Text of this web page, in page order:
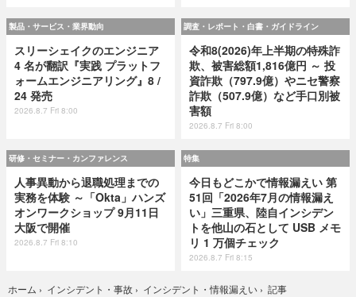
製品・サービス・業界動向
スリーシェイクのエンジニア
4 名が翻訳『実践 プラットフ
ォームエンジニアリング』8 /
24 発売
2026.8.7 Fri 8:00
調査・レポート・白書・ガイドライン
令和8(2026)年上半期の特殊詐
欺、被害総額1,816億円 ～ 投
資詐欺（797.9億）やニセ警察
詐欺（507.9億）など手口別被
害額
2026.8.7 Fri 8:00
研修・セミナー・カンファレンス
人事異動から退職処理までの
実務を体験 ～「Okta」ハンズ
オンワークショップ 9月11日
大阪で開催
2026.8.7 Fri 8:10
特集
今日もどこかで情報漏えい 第
51回「2026年7月の情報漏え
い」三重県、陸自インシデン
トを他山の石として USB メモ
リ 1 万個チェック
2026.8.7 Fri 8:15
ホーム › インシデント・事故 › インシデント・情報漏えい › 記事